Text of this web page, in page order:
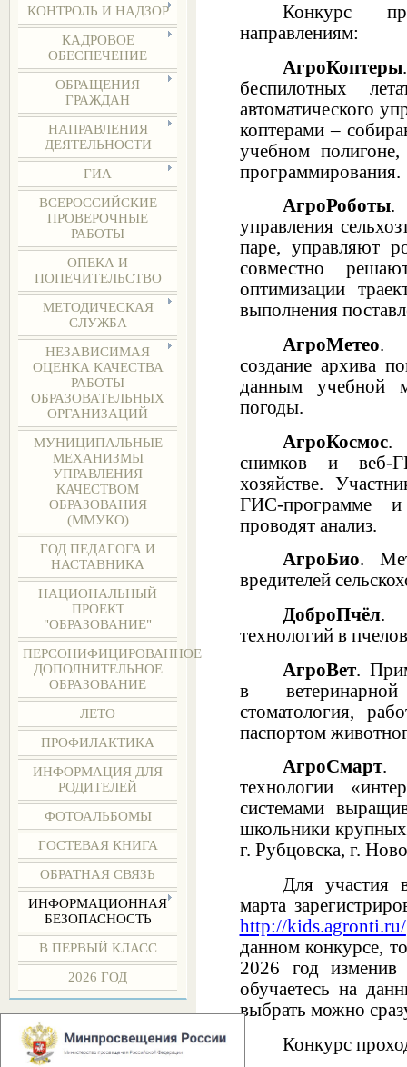
КОНТРОЛЬ И НАДЗОР
КАДРОВОЕ
ОБЕСПЕЧЕНИЕ
ОБРАЩЕНИЯ
ГРАЖДАН
НАПРАВЛЕНИЯ
ДЕЯТЕЛЬНОСТИ
ГИА
ВСЕРОССИЙСКИЕ
ПРОВЕРОЧНЫЕ
РАБОТЫ
ОПЕКА И
ПОПЕЧИТЕЛЬСТВО
МЕТОДИЧЕСКАЯ
СЛУЖБА
НЕЗАВИСИМАЯ
ОЦЕНКА КАЧЕСТВА
РАБОТЫ
ОБРАЗОВАТЕЛЬНЫХ
ОРГАНИЗАЦИЙ
МУНИЦИПАЛЬНЫЕ
МЕХАНИЗМЫ
УПРАВЛЕНИЯ
КАЧЕСТВОМ
ОБРАЗОВАНИЯ
(ММУКО)
ГОД ПЕДАГОГА И
НАСТАВНИКА
НАЦИОНАЛЬНЫЙ
ПРОЕКТ
"ОБРАЗОВАНИЕ"
ПЕРСОНИФИЦИРОВАННОЕ
ДОПОЛНИТЕЛЬНОЕ
ОБРАЗОВАНИЕ
ЛЕТО
ПРОФИЛАКТИКА
ИНФОРМАЦИЯ ДЛЯ
РОДИТЕЛЕЙ
ФОТОАЛЬБОМЫ
ГОСТЕВАЯ КНИГА
ОБРАТНАЯ СВЯЗЬ
ИНФОРМАЦИОННАЯ
БЕЗОПАСНОСТЬ
В ПЕРВЫЙ КЛАСС
2026 ГОД
Конкурс
направлениям:
АгроКоптеры
беспилотных
автоматического
коптерами –
учебном
программирования.
АгроРоботы.
управления
паре, управляют
совместно
оптимизации
выполнения
АгроМетео.
создание архива
данным учебной
погоды.
АгроКосмос.
снимков и веб-
хозяйстве.
ГИС-программе
проводят анализ.
АгроБио.
вредителей
ДоброПчёл.
технологий в
АгроВет.
в
стоматология,
паспортом
АгроСмарт.
технологии
системами
школьники крупных
г. Рубцовска, г.
Для участия
марта
http://kids.agronti.ru/
данном конкурсе,
2026 год
обучаетесь на
выбрать можно
Конкурс